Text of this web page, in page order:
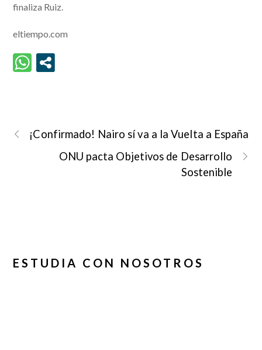
finaliza Ruiz.
eltiempo.com
¡Confirmado! Nairo sí va a la Vuelta a España
ONU pacta Objetivos de Desarrollo
Sostenible
ESTUDIA CON NOSOTROS